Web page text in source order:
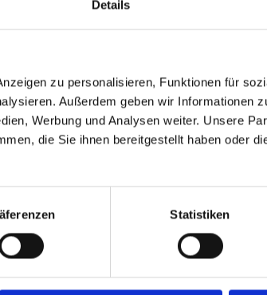
Details
zu personalisieren, Funktionen für
Außerdem geben wir Informationen
Werbung und Analysen weiter. Unsere
die Sie ihnen bereitgestellt haben oder
Statistiken
und Servicearbeiten für die
erste Mal eine Leistung in Anspruch
beraten Sie gerne, welches BMW